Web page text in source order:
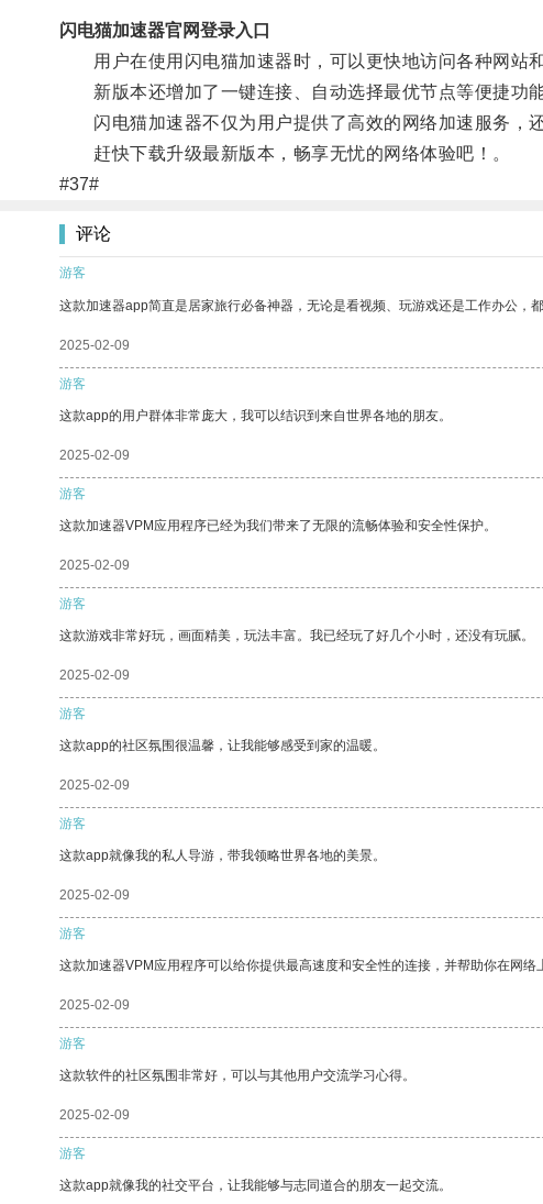
闪电猫加速器官网登录入口
用户在使用闪电猫加速器时，可以更快地访问各种网站和
新版本还增加了一键连接、自动选择最优节点等便捷功能
闪电猫加速器不仅为用户提供了高效的网络加速服务，
赶快下载升级最新版本，畅享无忧的网络体验吧！。
#37#
评论
游客
这款加速器app简直是居家旅行必备神器，无论是看视频、玩游戏还是工作办公，
2025-02-09
游客
这款app的用户群体非常庞大，我可以结识到来自世界各地的朋友。
2025-02-09
游客
这款加速器VPM应用程序已经为我们带来了无限的流畅体验和安全性保护。
2025-02-09
游客
这款游戏非常好玩，画面精美，玩法丰富。我已经玩了好几个小时，还没有玩腻。
2025-02-09
游客
这款app的社区氛围很温馨，让我能够感受到家的温暖。
2025-02-09
游客
这款app就像我的私人导游，带我领略世界各地的美景。
2025-02-09
游客
这款加速器VPM应用程序可以给你提供最高速度和安全性的连接，并帮助你在网络
2025-02-09
游客
这款软件的社区氛围非常好，可以与其他用户交流学习心得。
2025-02-09
游客
这款app就像我的社交平台，让我能够与志同道合的朋友一起交流。